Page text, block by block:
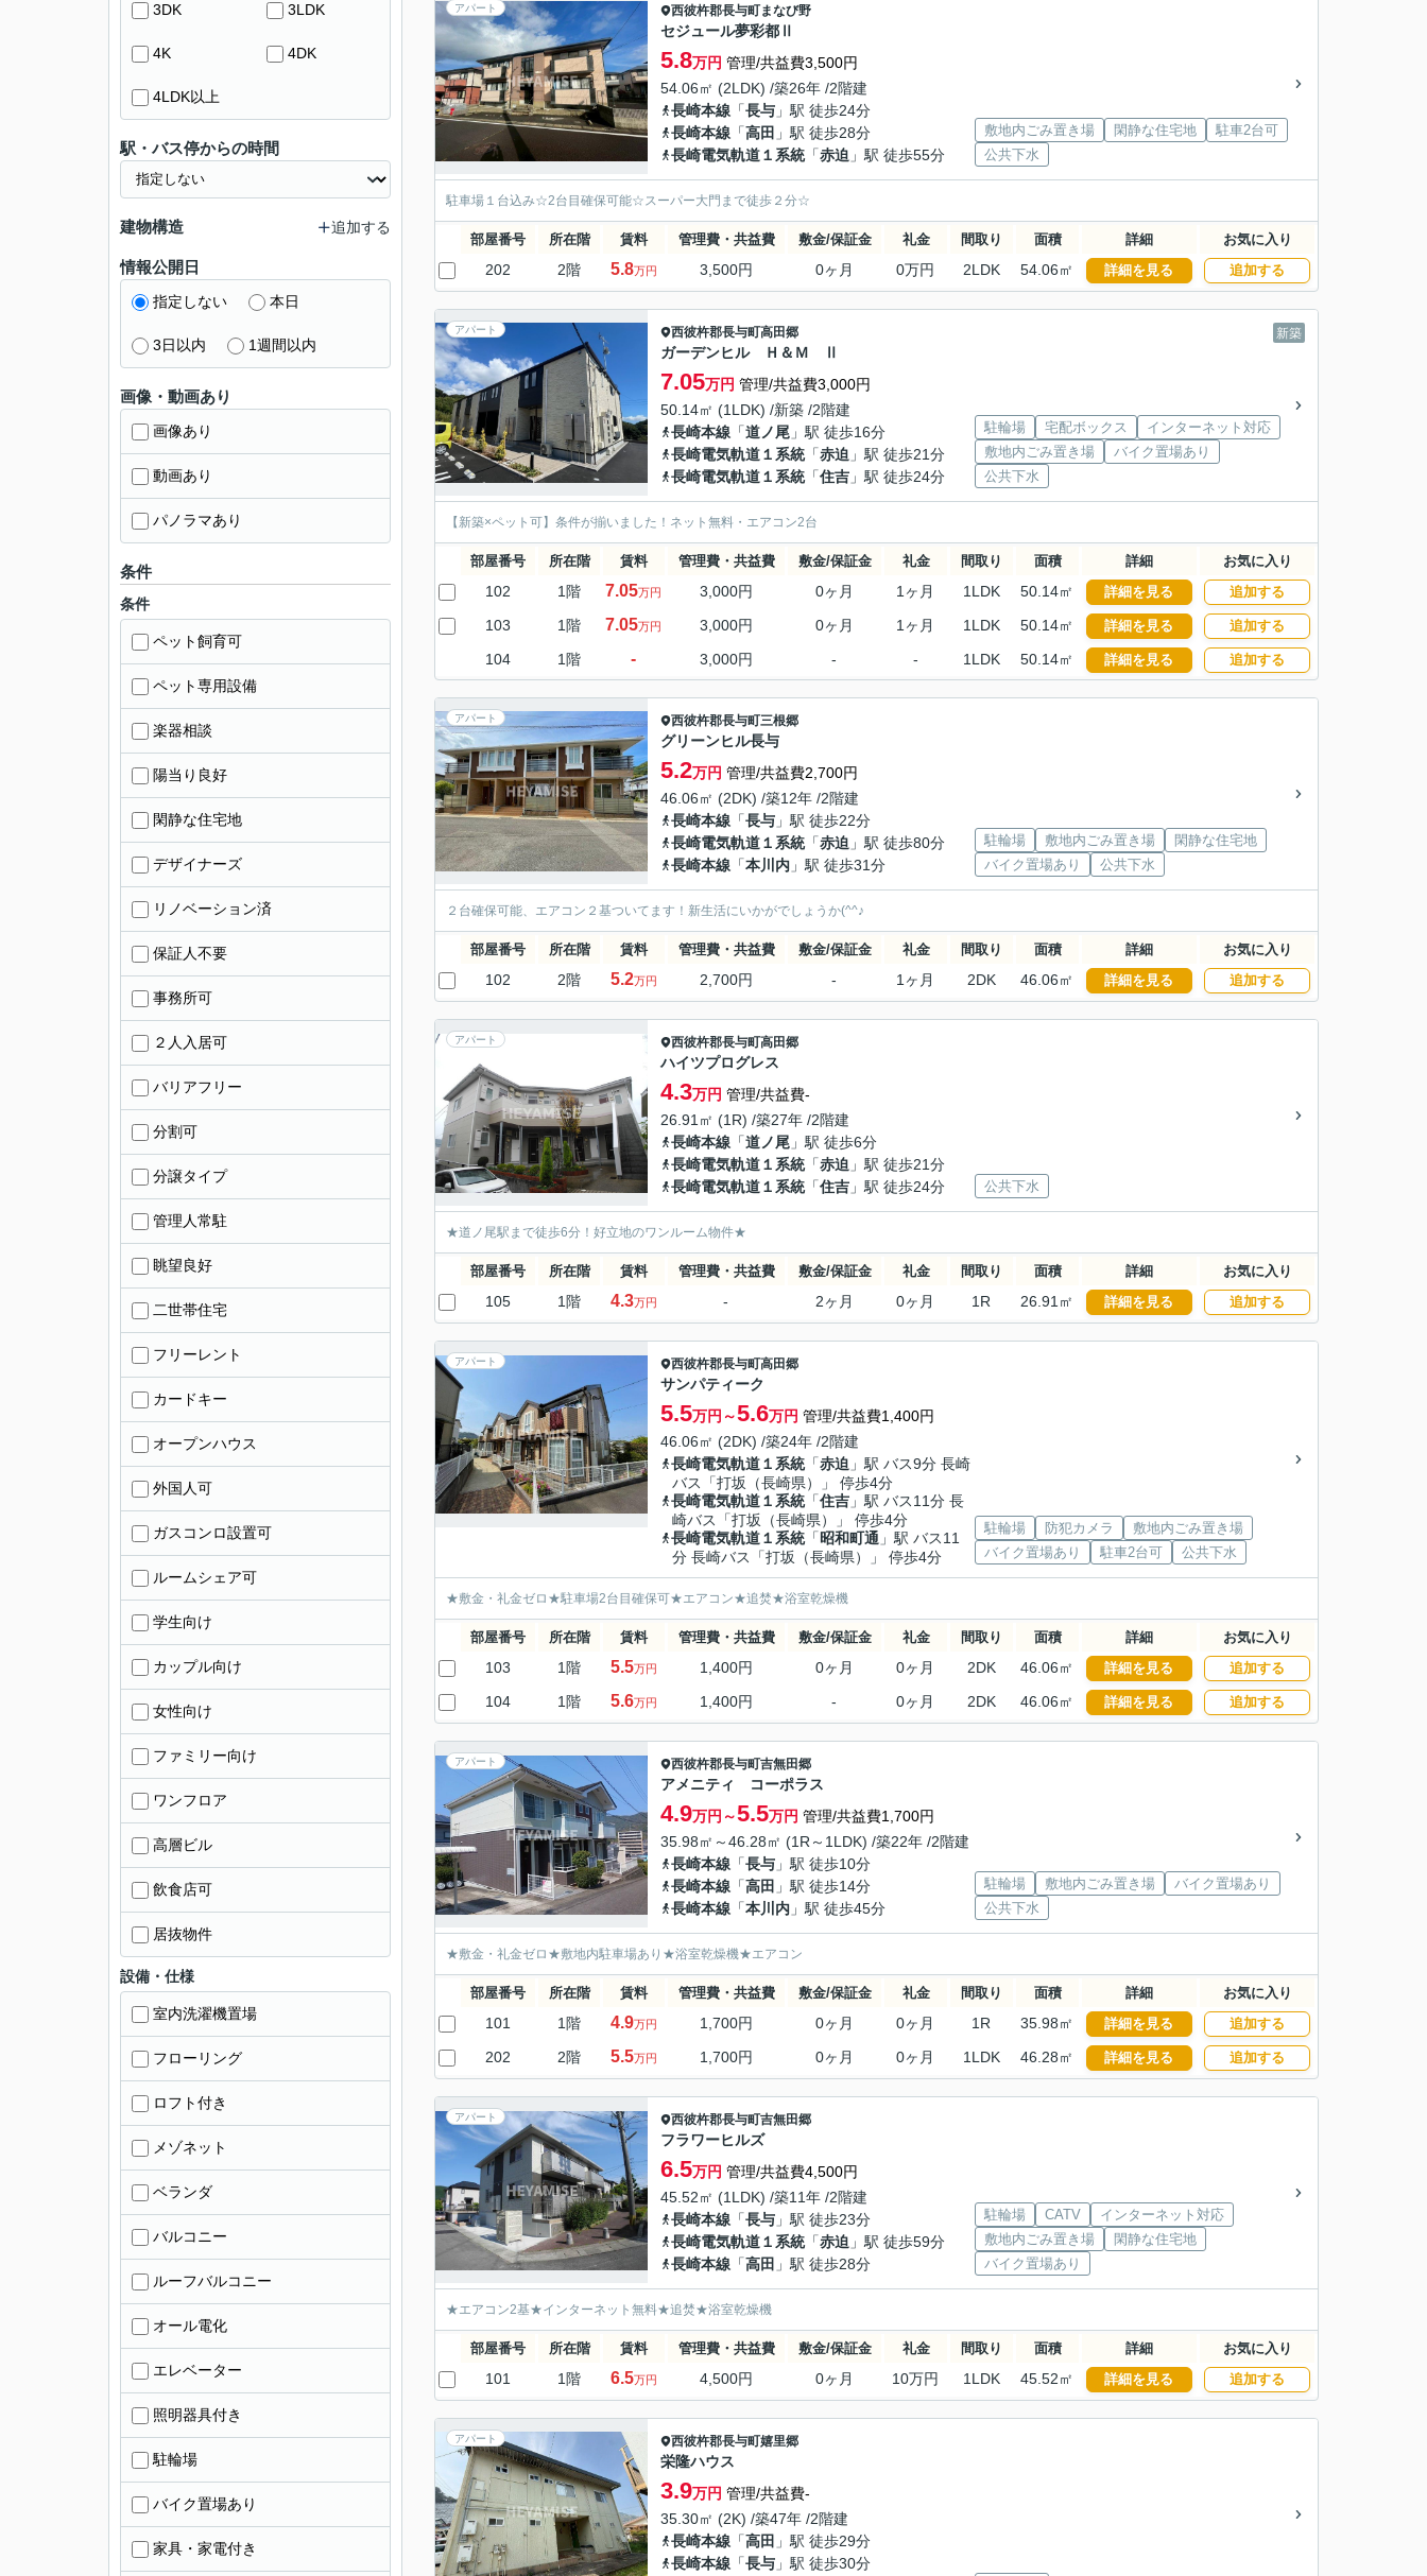
アパート 西彼杵郡長与町まなび野
セジュール夢彩都Ⅱ
5.8万円 管理/共益費3,500円
54.06㎡ (2LDK) /築26年 /2階建
長崎本線 「長与 」駅 徒歩24分
長崎本線 「高田 」駅 徒歩28分
長崎電気軌道１系統「赤迫 」駅 徒歩55分
敷地内ごみ置き場 閑静な住宅地
駐車2台可
公共下水
駐車場１台込み☆2台目確保可能☆スーパー大門まで徒歩２分☆
部屋番号 所在階 賃料 管理費・共益費 敷金/保証金 礼金 間取り 面積 詳細 お気に入り
202 2階 5.8万円 3,500円 0ヶ月 0万円 2LDK 54.06㎡ 詳細を見る 追加する
アパート 新築
西彼杵郡長与町高田郷
ガーデンヒル Ｈ＆Ｍ Ⅱ
7.05万円 管理/共益費3,000円
50.14㎡ (1LDK) /新築 /2階建
長崎本線 「道ノ尾 」駅 徒歩16分
長崎電気軌道１系統「赤迫 」駅 徒歩21分
長崎電気軌道１系統「住吉 」駅 徒歩24分
駐輪場 宅配ボックス
インターネット対応
敷地内ごみ置き場
バイク置場あり
公共下水
【新築×ペット可】条件が揃いました！ネット無料・エアコン2台
部屋番号 所在階 賃料 管理費・共益費 敷金/保証金 礼金 間取り 面積 詳細 お気に入り
102 1階 7.05万円 3,000円 0ヶ月 1ヶ月 1LDK 50.14㎡ 詳細を見る 追加する
103 1階 7.05万円 3,000円 0ヶ月 1ヶ月 1LDK 50.14㎡ 詳細を見る 追加する
104 1階 - 3,000円 - - 1LDK 50.14㎡ 詳細を見る 追加する
アパート 西彼杵郡長与町三根郷
グリーンヒル長与
5.2万円 管理/共益費2,700円
46.06㎡ (2DK) /築12年 /2階建
長崎本線 「長与 」駅 徒歩22分
長崎電気軌道１系統「赤迫 」駅 徒歩80分
長崎本線 「本川内 」駅 徒歩31分
駐輪場 敷地内ごみ置き場
閑静な住宅地
バイク置場あり
公共下水
２台確保可能、エアコン２基ついてます！新生活にいかがでしょうか(^^♪
部屋番号 所在階 賃料 管理費・共益費 敷金/保証金 礼金 間取り 面積 詳細 お気に入り
102 2階 5.2万円 2,700円 - 1ヶ月 2DK 46.06㎡ 詳細を見る 追加する
アパート 西彼杵郡長与町高田郷
ハイツプログレス
4.3万円 管理/共益費-
26.91㎡ (1R) /築27年 /2階建
長崎本線 「道ノ尾 」駅 徒歩6分
長崎電気軌道１系統「赤迫 」駅 徒歩21分
長崎電気軌道１系統「住吉 」駅 徒歩24分 公共下水
★道ノ尾駅まで徒歩6分！好立地のワンルーム物件★
部屋番号 所在階 賃料 管理費・共益費 敷金/保証金 礼金 間取り 面積 詳細 お気に入り
105 1階 4.3万円 - 2ヶ月 0ヶ月 1R 26.91㎡ 詳細を見る 追加する
アパート 西彼杵郡長与町高田郷
サンパティーク
5.5万円～5.6万円 管理/共益費1,400円
46.06㎡ (2DK) /築24年 /2階建
長崎電気軌道１系統「赤迫 」駅 バス9分 長崎
バス「打坂（長崎県）」 停歩4分
長崎電気軌道１系統「住吉 」駅 バス11分 長
崎バス「打坂（長崎県）」 停歩4分
長崎電気軌道１系統「昭和町通 」駅 バス11
分 長崎バス「打坂（長崎県）」 停歩4分
駐輪場 防犯カメラ
敷地内ごみ置き場
バイク置場あり
駐車2台可 公共下水
★敷金・礼金ゼロ★駐車場2台目確保可★エアコン★追焚★浴室乾燥機
部屋番号 所在階 賃料 管理費・共益費 敷金/保証金 礼金 間取り 面積 詳細 お気に入り
103 1階 5.5万円 1,400円 0ヶ月 0ヶ月 2DK 46.06㎡ 詳細を見る 追加する
104 1階 5.6万円 1,400円 - 0ヶ月 2DK 46.06㎡ 詳細を見る 追加する
アパート 西彼杵郡長与町吉無田郷
アメニティ コーポラス
4.9万円～5.5万円 管理/共益費1,700円
35.98㎡～46.28㎡ (1R～1LDK) /築22年 /2階建
長崎本線 「長与 」駅 徒歩10分
長崎本線 「高田 」駅 徒歩14分
長崎本線 「本川内 」駅 徒歩45分
駐輪場 敷地内ごみ置き場
バイク置場あり
公共下水
★敷金・礼金ゼロ★敷地内駐車場あり★浴室乾燥機★エアコン
部屋番号 所在階 賃料 管理費・共益費 敷金/保証金 礼金 間取り 面積 詳細 お気に入り
101 1階 4.9万円 1,700円 0ヶ月 0ヶ月 1R 35.98㎡ 詳細を見る 追加する
202 2階 5.5万円 1,700円 0ヶ月 0ヶ月 1LDK 46.28㎡ 詳細を見る 追加する
アパート 西彼杵郡長与町吉無田郷
フラワーヒルズ
6.5万円 管理/共益費4,500円
45.52㎡ (1LDK) /築11年 /2階建
長崎本線 「長与 」駅 徒歩23分
長崎電気軌道１系統「赤迫 」駅 徒歩59分
長崎本線 「高田 」駅 徒歩28分
駐輪場 CATV
インターネット対応
敷地内ごみ置き場
閑静な住宅地
バイク置場あり
★エアコン2基★インターネット無料★追焚★浴室乾燥機
部屋番号 所在階 賃料 管理費・共益費 敷金/保証金 礼金 間取り 面積 詳細 お気に入り
101 1階 6.5万円 4,500円 0ヶ月 10万円 1LDK 45.52㎡ 詳細を見る 追加する
アパート 西彼杵郡長与町嬉里郷
栄隆ハウス
3.9万円 管理/共益費-
35.30㎡ (2K) /築47年 /2階建
長崎本線 「高田 」駅 徒歩29分
長崎本線 「長与 」駅 徒歩30分
3DK 3LDK
4K 4DK
4LDK以上
駅・バス停からの時間
建物構造 追加する
情報公開日
指定しない 本日
3日以内 1週間以内
画像・動画あり
画像あり
動画あり
パノラマあり
条件
条件
ペット飼育可
ペット専用設備
楽器相談
陽当り良好
閑静な住宅地
デザイナーズ
リノベーション済
保証人不要
事務所可
２人入居可
バリアフリー
分割可
分譲タイプ
管理人常駐
眺望良好
二世帯住宅
フリーレント
カードキー
オープンハウス
外国人可
ガスコンロ設置可
ルームシェア可
学生向け
カップル向け
女性向け
ファミリー向け
ワンフロア
高層ビル
飲食店可
居抜物件
設備・仕様
室内洗濯機置場
フローリング
ロフト付き
メゾネット
ベランダ
バルコニー
ルーフバルコニー
オール電化
エレベーター
照明器具付き
駐輪場
バイク置場あり
家具・家電付き